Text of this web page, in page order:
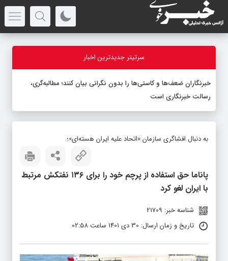
سرتیتر جدیدترین اخبار
پاناما حق استفاده از پرچم خود را برای ۱۳۶ نفتکش مرتبط
با ایران لغو کرد
تاریخ و زمان ارسال: 30 دی 1401 ساعت 02:58